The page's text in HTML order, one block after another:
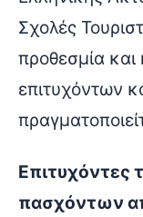
Σχολές
προθεσμία και
επιτυχόντων
Επιτυχόντες
πασχόντων